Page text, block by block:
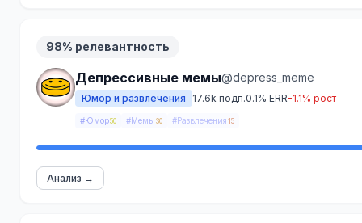
98% релевантность
Депрессивные мемы@depress_meme
Юмор и развлечения 17.6k подп.0.1% ERR-1.1% рост
#Юмор50 #Мемы 30 #Развлечения 15
Анализ →